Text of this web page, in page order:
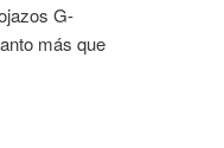
G-
más que